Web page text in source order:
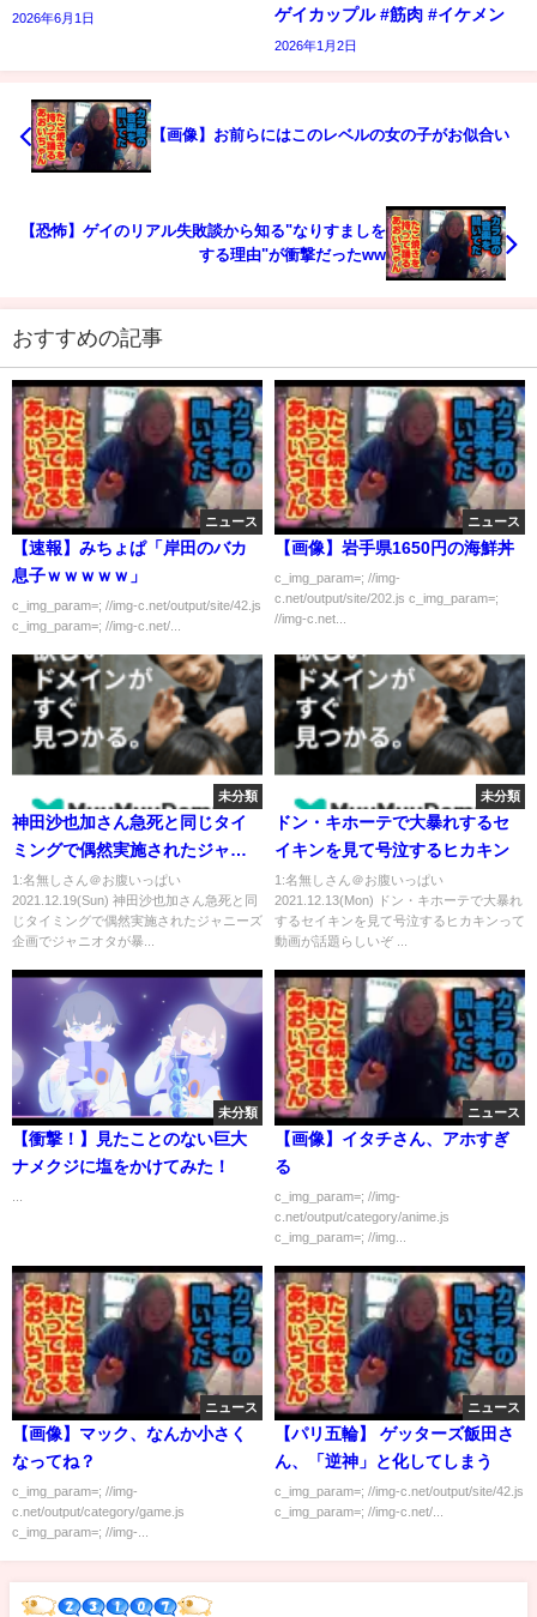
2026年6月1日
ゲイカップル #筋肉 #イケメン
2026年1月2日
【画像】お前らにはこのレベルの女の子がお似合い
【恐怖】ゲイのリアル失敗談から知る"なりすましを
する理由"が衝撃だったww
おすすめの記事
ニュース
【速報】みちょぱ「岸田のバカ
息子ｗｗｗｗｗ」
c_img_param=; //img-c.net/output/site/42.js
c_img_param=; //img-c.net/...
ニュース
【画像】岩手県1650円の海鮮丼
c_img_param=; //img-
c.net/output/site/202.js c_img_param=;
//img-c.net...
未分類
神田沙也加さん急死と同じタイ
ミングで偶然実施されたジャニ
ーズ企画でジャニオタが暴走ツ
イート
1:名無しさん＠お腹いっぱい
2021.12.19(Sun) 神田沙也加さん急死と同
じタイミングで偶然実施されたジャニーズ
企画でジャニオタが暴...
未分類
ドン・キホーテで大暴れするセ
イキンを見て号泣するヒカキン
1:名無しさん＠お腹いっぱい
2021.12.13(Mon) ドン・キホーテで大暴れ
するセイキンを見て号泣するヒカキンって
動画が話題らしいぞ ...
未分類
【衝撃！】見たことのない巨大
ナメクジに塩をかけてみた！
ニュース
【画像】イタチさん、アホすぎ
る
c_img_param=; //img-
c.net/output/category/anime.js
c_img_param=; //img...
ニュース
【画像】マック、なんか小さく
なってね？
c_img_param=; //img-
c.net/output/category/game.js
c_img_param=; //img-...
ニュース
【パリ五輪】 ゲッターズ飯田さ
ん、「逆神」と化してしまう
c_img_param=; //img-c.net/output/site/42.js
c_img_param=; //img-c.net/...